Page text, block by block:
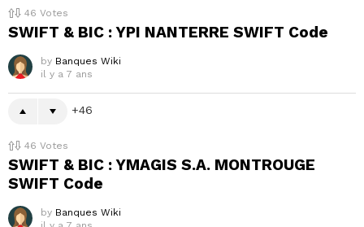
46 Votes
SWIFT & BIC : YPI NANTERRE SWIFT Code
by Banques Wiki
il y a 7 ans
46
46 Votes
SWIFT & BIC : YMAGIS S.A. MONTROUGE
SWIFT Code
by Banques Wiki